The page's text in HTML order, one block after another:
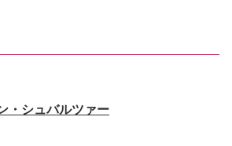
・シュバルツァー